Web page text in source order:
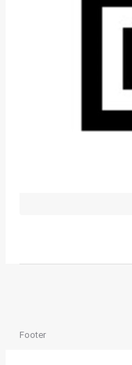
Footer